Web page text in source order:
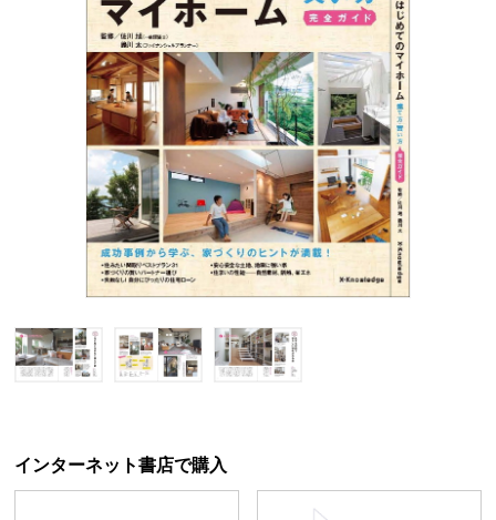
インターネット書店で購入